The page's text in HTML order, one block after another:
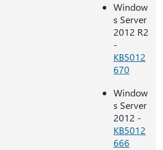
Window
s Server
2012 R2
-
KB5012
670
Window
s Server
2012 -
KB5012
666